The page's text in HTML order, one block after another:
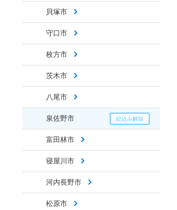
貝塚市
守口市
枚方市
茨木市
八尾市
泉佐野市
富田林市
寝屋川市
河内長野市
松原市